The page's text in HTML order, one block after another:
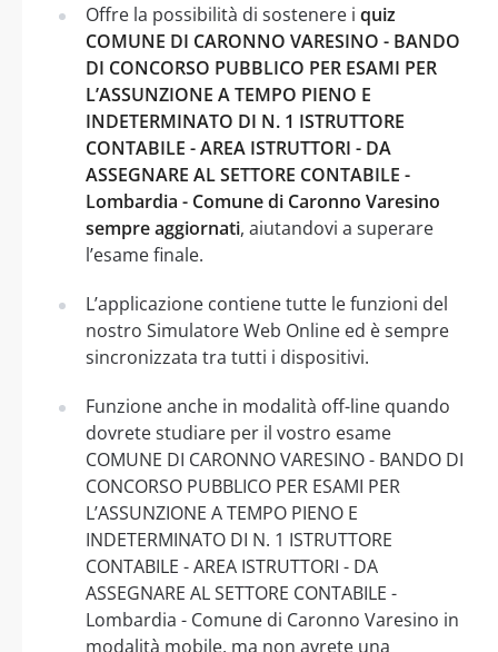
Offre la possibilità di sostenere i quiz
COMUNE DI CARONNO VARESINO - BANDO
DI CONCORSO PUBBLICO PER ESAMI PER
L’ASSUNZIONE A TEMPO PIENO E
INDETERMINATO DI N. 1 ISTRUTTORE
CONTABILE - AREA ISTRUTTORI - DA
ASSEGNARE AL SETTORE CONTABILE -
Lombardia - Comune di Caronno Varesino
sempre aggiornati, aiutandovi a superare
l’esame finale.
L’applicazione contiene tutte le funzioni del
nostro Simulatore Web Online ed è sempre
sincronizzata tra tutti i dispositivi.
Funzione anche in modalità off-line quando
dovrete studiare per il vostro esame
COMUNE DI CARONNO VARESINO - BANDO DI
CONCORSO PUBBLICO PER ESAMI PER
L’ASSUNZIONE A TEMPO PIENO E
INDETERMINATO DI N. 1 ISTRUTTORE
CONTABILE - AREA ISTRUTTORI - DA
ASSEGNARE AL SETTORE CONTABILE -
Lombardia - Comune di Caronno Varesino in
modalità mobile, ma non avrete una